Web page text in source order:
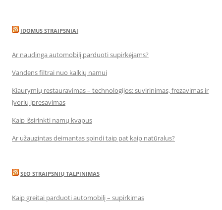
IDOMUS STRAIPSNIAI
Ar naudinga automobilį parduoti supirkėjams?
Vandens filtrai nuo kalkių namui
Kiaurymių restauravimas – technologijos: suvirinimas, frezavimas ir
įvorių įpresavimas
Kaip išsirinkti namų kvapus
Ar užaugintas deimantas spindi taip pat kaip natūralus?
SEO STRAIPSNIŲ TALPINIMAS
Kaip greitai parduoti automobilį – supirkimas